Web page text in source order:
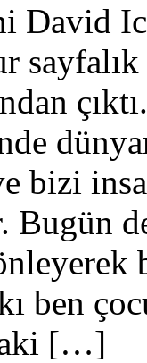
David
bizi
ben
[…]